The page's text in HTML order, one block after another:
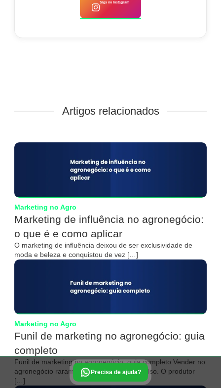
Siga no Instagram
Artigos relacionados
Marketing no Agro
Marketing de influência no agronegócio:
o que é e como aplicar
O marketing de influência deixou de ser exclusividade de
moda e beleza e conquistou de vez […]
Marketing no Agro
Funil de marketing no agronegócio: guia
completo
Funil de marketing no agronegócio: guia completo Vender no
agronegócio raramente acontece por impulso. O produtor
[…]
Precisa de ajuda?